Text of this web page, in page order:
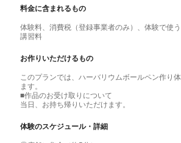
料金に含まれるもの
体験料、消費税（登録事業者のみ）、体験で使う
講習料
お作りいただけるもの
このプランでは、ハーバリウムボールペン作り
ます。
■作品のお受け取りについて
当日、お持ち帰りいただけます。
体験のスケジュール・詳細